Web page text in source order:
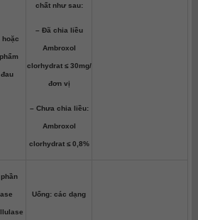
hoặc
chất như sau:
– Đã chia liều
Ambroxol
clorhydrat ≤ 30mg/
đơn vị
– Chưa chia liều:
Ambroxol
clorhydrat ≤ 0,8%
Uống: các dạng